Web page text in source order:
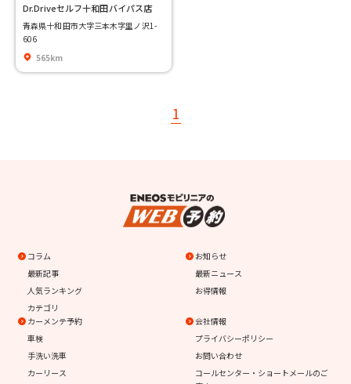
Dr.Driveセルフ十和田バイパス店
青森県十和田市大字三本木字里ノ沢1-
606
565km
1
コラム
最新記事
人気ランキング
カテゴリ
お知らせ
最新ニュース
お得情報
カーメンテ予約
車検
手洗い洗車
カーリース
会社情報
プライバシーポリシー
お問い合わせ
コールセンター・ショートメールのご